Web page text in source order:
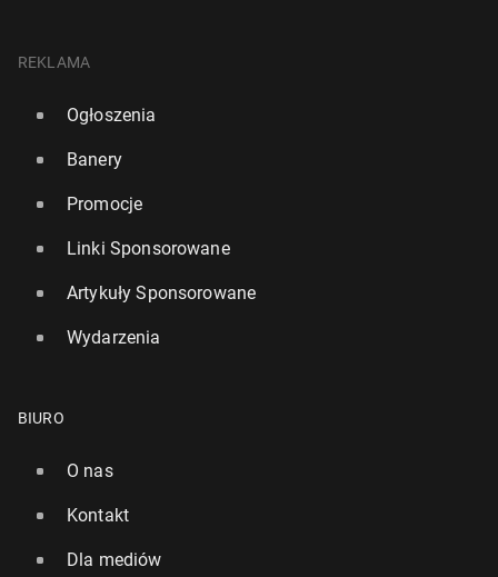
REKLAMA
Ogłoszenia
Banery
Promocje
Linki Sponsorowane
Artykuły Sponsorowane
Wydarzenia
BIURO
O nas
Kontakt
Dla mediów